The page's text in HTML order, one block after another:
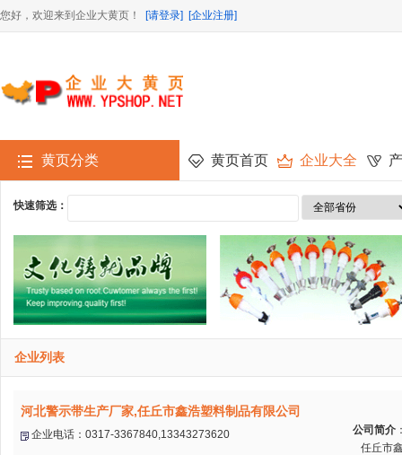
您好，欢迎来到企业大黄页！ [请登录] [企业注册]
黄页分类 黄页首页 企业大全
快速筛选：
企业列表
河北警示带生产厂家,任丘市鑫浩塑料制品有限公司
企业电话：0317-3367840,13343273620 公司简介
任丘市